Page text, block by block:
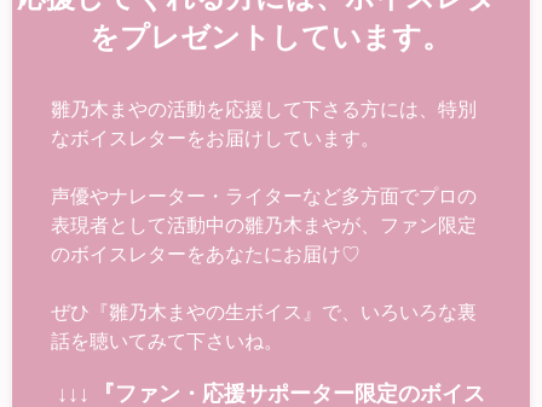
をプレゼントしています。
雛乃木まやの活動を応援して下さる方には、特別
なボイスレターをお届けしています。
声優やナレーター・ライターなど多方面でプロの
表現者として活動中の雛乃木まやが、ファン限定
のボイスレターをあなたにお届け♡
ぜひ『雛乃木まやの生ボイス』で、いろいろな裏
話を聴いてみて下さいね。
↓↓↓ 『ファン・応援サポーター限定のボイス